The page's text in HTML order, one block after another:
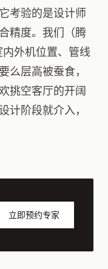
考验的是设计师
精度。我们（腾
内外机位置、管线
么层高被蚕食，
挑空客厅的开阔
计阶段就介入，
立即预约专家